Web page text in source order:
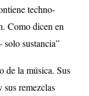
techno-
Como dicen en
sustancia”
de la música. Sus
sus remezclas